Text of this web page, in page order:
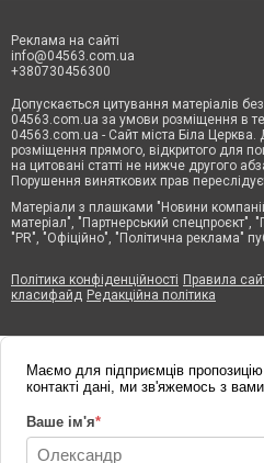
Реклама на сайті
info@04563.com.ua
+380730456300
Допускається цитування матеріалів
04563.com.ua за умови розміщення в
04563.com.ua - Сайт міста Біла
розміщення прямого, відкритого для
на цитовані статті не нижче другого
Порушення виняткових прав
Матеріали з плашками "Новини
матеріал", "Партнерський спецпроєкт",
"PR", "Офіційно", "Політична реклама"
Політика конфіденційності Правила
класифайд Редакційна політика
Маємо для підприємців
контакті дані, ми зв'яжемось з
Ваше ім'я*